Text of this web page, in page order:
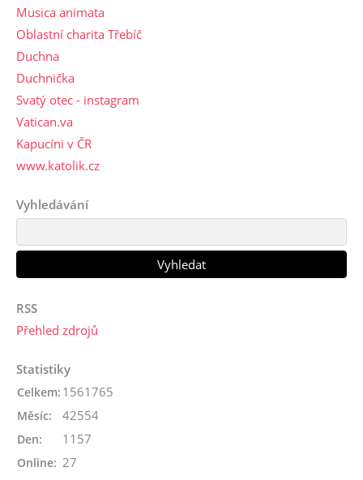
Musica animata
Oblastní charita Třebíč
Duchna
Duchnička
Svatý otec - instagram
Vatican.va
Kapucíni v ČR
www.katolik.cz
Vyhledávání
RSS
Přehled zdrojů
Statistiky
Online: 27
Celkem: 1561765
Měsíc: 42554
Den: 1157